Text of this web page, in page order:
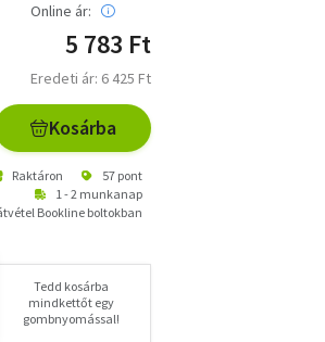
Online ár:
5 783 Ft
Eredeti ár: 6 425 Ft
Kosárba
Raktáron
57 pont
1 - 2 munkanap
Bookline boltokban
Tedd kosárba
mindkettőt egy
gombnyomással!